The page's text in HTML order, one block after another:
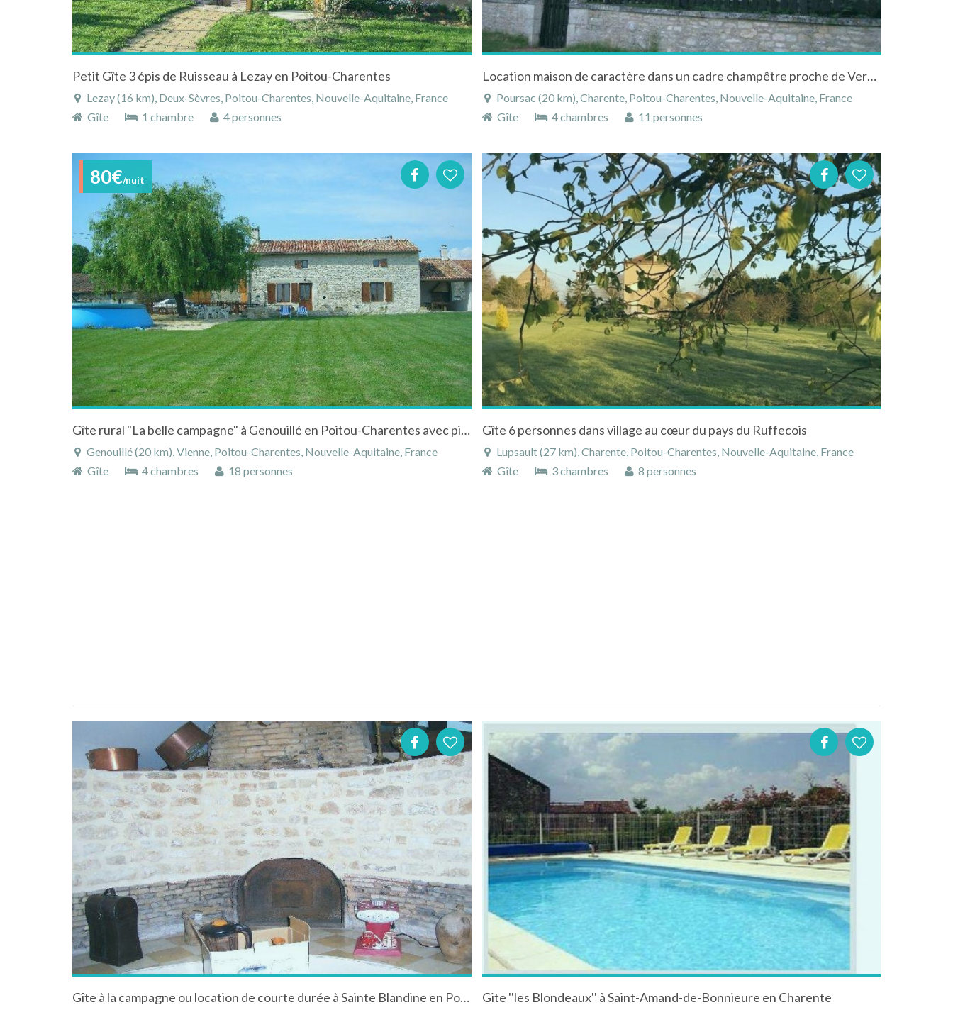
Petit Gîte 3 épis de Ruisseau à Lezay en Poitou-Charentes
Lezay (16 km), Deux-Sèvres, Poitou-Charentes, Nouvelle-Aquitaine, France
Gîte
1 chambre 4 personnes
Location maison de caractère dans un cadre champêtre proche de Verteuil
Poursac (20 km), Charente, Poitou-Charentes, Nouvelle-Aquitaine, France
Gîte
4 chambres 11 personnes
80€/nuit
Gîte rural "La belle campagne" à Genouillé en Poitou-Charentes avec piscine
Genouillé (20 km), Vienne, Poitou-Charentes, Nouvelle-Aquitaine, France
Gîte
4 chambres 18 personnes
Gîte 6 personnes dans village au cœur du pays du Ruffecois
Lupsault (27 km), Charente, Poitou-Charentes, Nouvelle-Aquitaine, France
Gîte
3 chambres 8 personnes
Gîte à la campagne ou location de courte durée à Sainte Blandine en Poitou-Charentes Gite ''les Blondeaux'' à Saint-Amand-de-Bonnieure en Charente